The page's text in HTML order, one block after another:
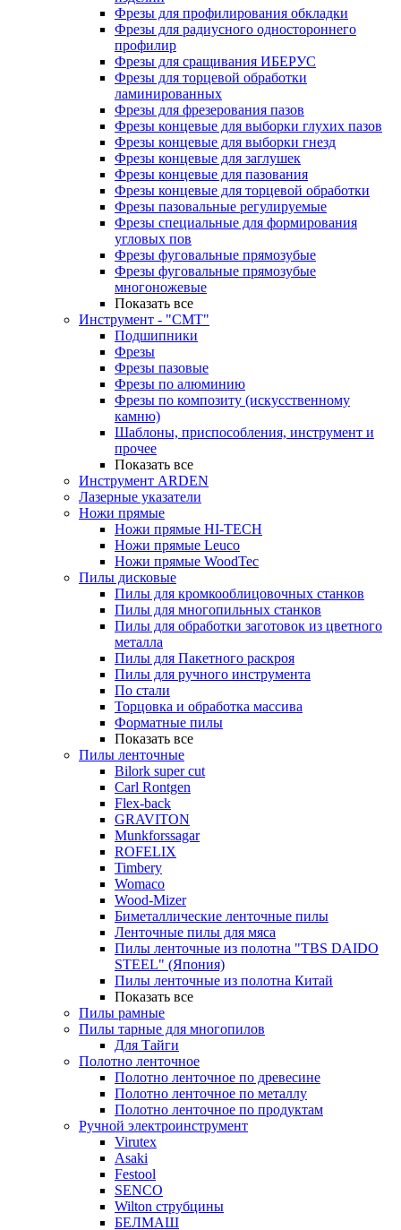
Фрезы для профилирования обкладки
Фрезы для радиусного одностороннего
профилир
Фрезы для сращивания ИБЕРУС
Фрезы для торцевой обработки
ламинированных
Фрезы для фрезерования пазов
Фрезы концевые для выборки глухих пазов
Фрезы концевые для выборки гнезд
Фрезы концевые для заглушек
Фрезы концевые для пазования
Фрезы концевые для торцевой обработки
Фрезы пазовальные регулируемые
Фрезы специальные для формирования
угловых пов
Фрезы фуговальные прямозубые
Фрезы фуговальные прямозубые
многоножевые
Показать все
Инструмент - "СМТ"
Подшипники
Фрезы
Фрезы пазовые
Фрезы по алюминию
Фрезы по композиту (искусственному
камню)
Шаблоны, приспособления, инструмент и
прочее
Показать все
Инструмент ARDEN
Лазерные указатели
Ножи прямые
Ножи прямые HI-TECH
Ножи прямые Leuco
Ножи прямые WoodTec
Пилы дисковые
Пилы для кромкооблицовочных станков
Пилы для многопильных станков
Пилы для обработки заготовок из цветного
металла
Пилы для Пакетного раскроя
Пилы для ручного инструмента
По стали
Торцовка и обработка массива
Форматные пилы
Показать все
Пилы ленточные
Bilork super cut
Carl Rontgen
Flex-back
GRAVITON
Munkforssagar
ROFELIX
Timbery
Womaco
Wood-Mizer
Биметаллические ленточные пилы
Ленточные пилы для мяса
Пилы ленточные из полотна "TBS DAIDO
STEEL" (Япония)
Пилы ленточные из полотна Китай
Показать все
Пилы рамные
Пилы тарные для многопилов
Для Тайги
Полотно ленточное
Полотно ленточное по древесине
Полотно ленточное по металлу
Полотно ленточное по продуктам
Ручной электроинструмент
Virutex
Asaki
Festool
SENCO
Wilton струбцины
БЕЛМАШ